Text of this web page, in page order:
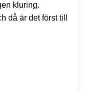
kluring.
då är det först till